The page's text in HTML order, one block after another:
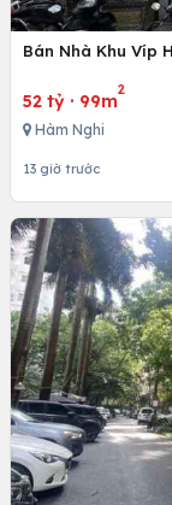
Bán Nhà Khu Víp
52 tỷ · 99m
2
Hàm Nghi
13 giờ trước